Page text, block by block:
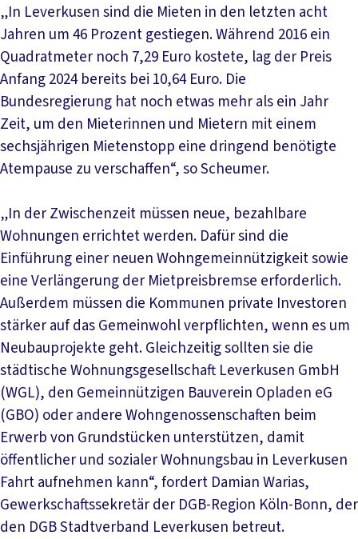
„In Leverkusen sind die Mieten in den letzten acht
Jahren um 46 Prozent gestiegen. Während 2016 ein
Quadratmeter noch 7,29 Euro kostete, lag der Preis
Anfang 2024 bereits bei 10,64 Euro. Die
Bundesregierung hat noch etwas mehr als ein Jahr
Zeit, um den Mieterinnen und Mietern mit einem
sechsjährigen Mietenstopp eine dringend benötigte
Atempause zu verschaffen“, so Scheumer.
„In der Zwischenzeit müssen neue, bezahlbare
Wohnungen errichtet werden. Dafür sind die
Einführung einer neuen Wohngemeinnützigkeit sowie
eine Verlängerung der Mietpreisbremse erforderlich.
Außerdem müssen die Kommunen private Investoren
stärker auf das Gemeinwohl verpflichten, wenn es um
Neubauprojekte geht. Gleichzeitig sollten sie die
städtische Wohnungsgesellschaft Leverkusen GmbH
(WGL), den Gemeinnützigen Bauverein Opladen eG
(GBO) oder andere Wohngenossenschaften beim
Erwerb von Grundstücken unterstützen, damit
öffentlicher und sozialer Wohnungsbau in Leverkusen
Fahrt aufnehmen kann“, fordert Damian Warias,
Gewerkschaftssekretär der DGB-Region Köln-Bonn, der
den DGB Stadtverband Leverkusen betreut.